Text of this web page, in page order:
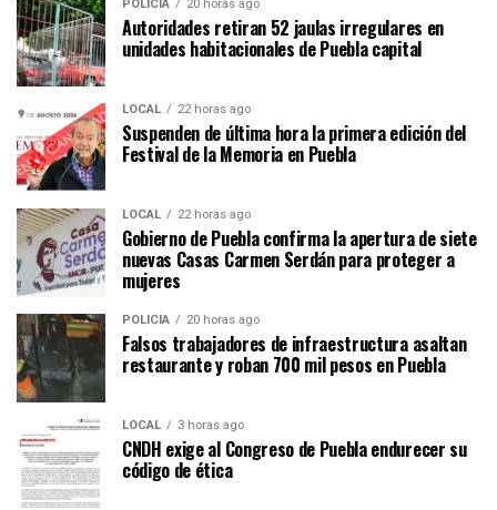
POLICÍA 20 horas ago
Autoridades retiran 52 jaulas irregulares en
unidades habitacionales de Puebla capital
LOCAL 22 horas ago
Suspenden de última hora la primera edición del
Festival de la Memoria en Puebla
LOCAL 22 horas ago
Gobierno de Puebla confirma la apertura de siete
nuevas Casas Carmen Serdán para proteger a
mujeres
POLICÍA 20 horas ago
Falsos trabajadores de infraestructura asaltan
restaurante y roban 700 mil pesos en Puebla
LOCAL 3 horas ago
CNDH exige al Congreso de Puebla endurecer su
código de ética